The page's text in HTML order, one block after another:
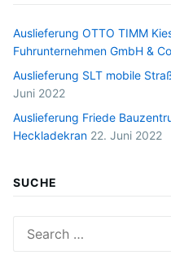
Auslieferung OTTO TIMM
Fuhrunternehmen GmbH &
Auslieferung SLT mobile
Juni 2022
Auslieferung Friede
Heckladekran 22. Juni 2022
SUCHE
for: